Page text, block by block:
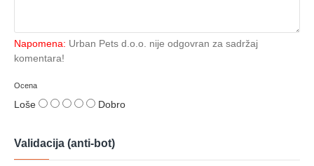
Napomena: Urban Pets d.o.o. nije odgovran za sadržaj
komentara!
Ocena
Loše Dobro
Validacija (anti-bot)